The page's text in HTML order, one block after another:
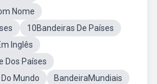
Nome
10Bandeiras De Países
Inglês
Dos Países
Mundo
BandeiraMundiais